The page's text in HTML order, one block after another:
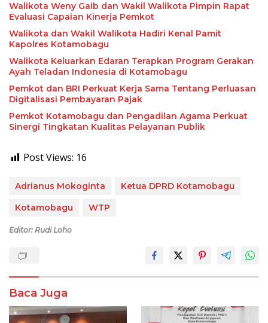
Walikota Weny Gaib dan Wakil Walikota Pimpin Rapat
Evaluasi Capaian Kinerja Pemkot
Walikota dan Wakil Walikota Hadiri Kenal Pamit
Kapolres Kotamobagu
Walikota Keluarkan Edaran Terapkan Program Gerakan
Ayah Teladan Indonesia di Kotamobagu
Pemkot dan BRI Perkuat Kerja Sama Tentang Perluasan
Digitalisasi Pembayaran Pajak
Pemkot Kotamobagu dan Pengadilan Agama Perkuat
Sinergi Tingkatan Kualitas Pelayanan Publik
Post Views: 16
Adrianus Mokoginta
Ketua DPRD Kotamobagu
Kotamobagu
WTP
Editor: Rudi Loho
Baca Juga